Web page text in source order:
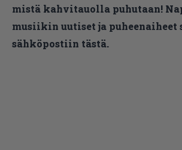
mistä kahvitauolla puhutaan!
musiikin uutiset ja puheenaiheet
sähköpostiin tästä.